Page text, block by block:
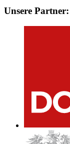
Unsere Partner: